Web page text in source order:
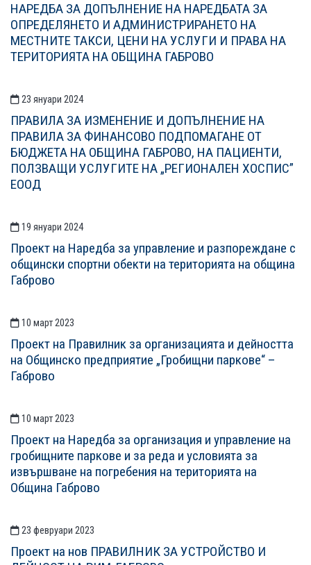
НАРЕДБА ЗА ДОПЪЛНЕНИЕ НА НАРЕДБАТА ЗА
ОПРЕДЕЛЯНЕТО И АДМИНИСТРИРАНЕТО НА
МЕСТНИТЕ ТАКСИ, ЦЕНИ НА УСЛУГИ И ПРАВА НА
ТЕРИТОРИЯТА НА ОБЩИНА ГАБРОВО
23 януари 2024
ПРАВИЛА ЗА ИЗМЕНЕНИЕ И ДОПЪЛНЕНИЕ НА
ПРАВИЛА ЗА ФИНАНСОВО ПОДПОМАГАНЕ ОТ
БЮДЖЕТА НА ОБЩИНА ГАБРОВО, НА ПАЦИЕНТИ,
ПОЛЗВАЩИ УСЛУГИТЕ НА „РЕГИОНАЛЕН ХОСПИС”
ЕООД
19 януари 2024
Проект на Наредба за управление и разпореждане с
общински спортни обекти на територията на община
Габрово
10 март 2023
Проект на Правилник за организацията и дейността
на Общинско предприятие „Гробищни паркове“ –
Габрово
10 март 2023
Проект на Наредба за организация и управление на
гробищните паркове и за реда и условията за
извършване на погребения на територията на
Община Габрово
23 февруари 2023
Проект на нов ПРАВИЛНИК ЗА УСТРОЙСТВО И